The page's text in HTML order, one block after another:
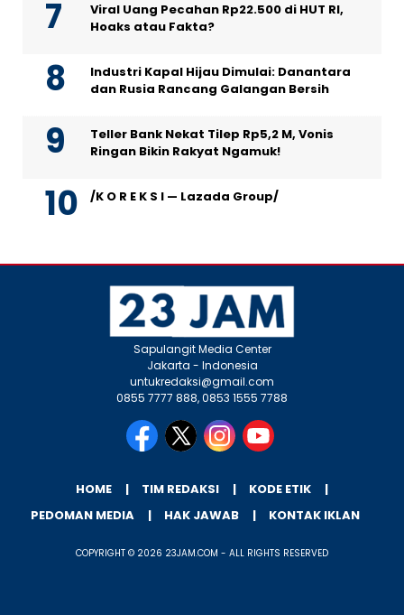
Viral Uang Pecahan Rp22.500 di HUT RI,
Hoaks atau Fakta?
Industri Kapal Hijau Dimulai: Danantara
dan Rusia Rancang Galangan Bersih
Teller Bank Nekat Tilep Rp5,2 M, Vonis
Ringan Bikin Rakyat Ngamuk!
/K O R E K S I — Lazada Group/
Sapulangit Media Center
Jakarta - Indonesia
untukredaksi@gmail.com
0855 7777 888, 0853 1555 7788
HOME TIM REDAKSI
KODE ETIK
PEDOMAN MEDIA
HAK JAWAB KONTAK IKLAN
COPYRIGHT © 2026 23JAM.COM - ALL RIGHTS RESERVED